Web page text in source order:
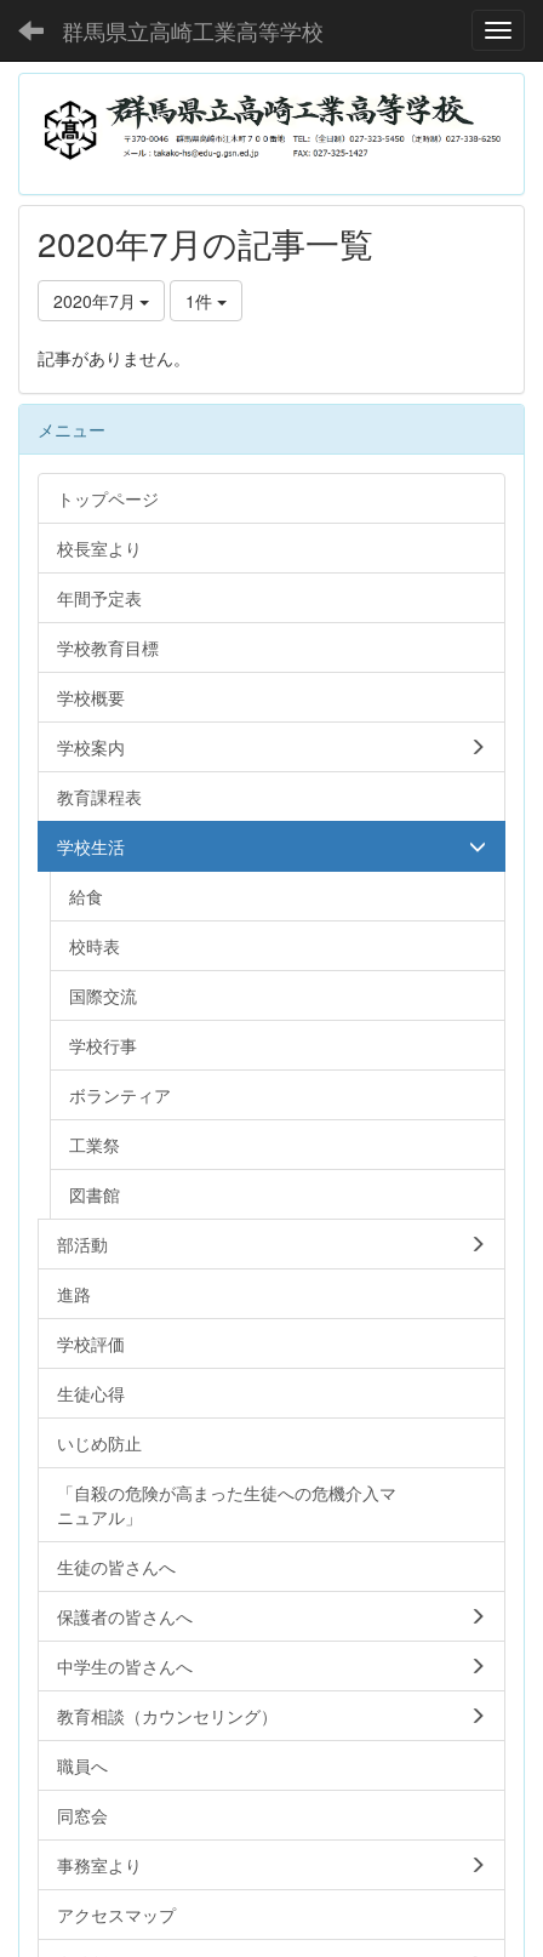
群馬県立高崎工業高等学校
2020年7月の記事一覧
2020年7月 1件
記事がありません。
メニュー
トップページ
校長室より
年間予定表
学校教育目標
学校概要
学校案内
教育課程表
学校生活
給食
校時表
国際交流
学校行事
ボランティア
工業祭
図書館
部活動
進路
学校評価
生徒心得
いじめ防止
「自殺の危険が高まった生徒への危機介入マ
ニュアル」
生徒の皆さんへ
保護者の皆さんへ
中学生の皆さんへ
教育相談（カウンセリング）
職員へ
同窓会
事務室より
アクセスマップ